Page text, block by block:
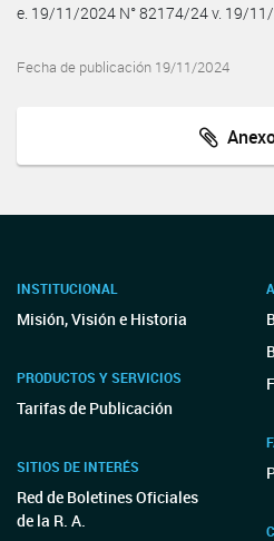
e. 19/11/2024 N° 82174/24 v. 19/
Fecha de publicación 19/11/2024
INSTITUCIONAL
Misión, Visión e Historia
PRODUCTOS Y SERVICIOS
Tarifas de Publicación
SITIOS DE INTERÉS
Red de Boletines Oficiales
de la R. A.